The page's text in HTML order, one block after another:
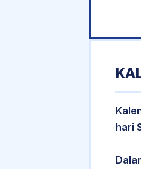
hari